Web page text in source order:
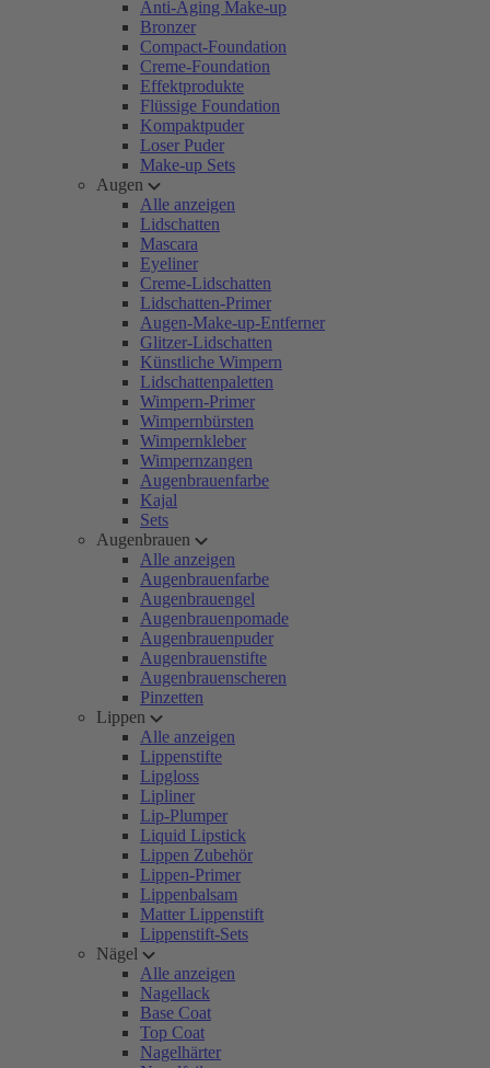
Anti-Aging Make-up
Bronzer
Compact-Foundation
Creme-Foundation
Effektprodukte
Flüssige Foundation
Kompaktpuder
Loser Puder
Make-up Sets
Augen
Alle anzeigen
Lidschatten
Mascara
Eyeliner
Creme-Lidschatten
Lidschatten-Primer
Augen-Make-up-Entferner
Glitzer-Lidschatten
Künstliche Wimpern
Lidschattenpaletten
Wimpern-Primer
Wimpernbürsten
Wimpernkleber
Wimpernzangen
Augenbrauenfarbe
Kajal
Sets
Augenbrauen
Alle anzeigen
Augenbrauenfarbe
Augenbrauengel
Augenbrauenpomade
Augenbrauenpuder
Augenbrauenstifte
Augenbrauenscheren
Pinzetten
Lippen
Alle anzeigen
Lippenstifte
Lipgloss
Lipliner
Lip-Plumper
Liquid Lipstick
Lippen Zubehör
Lippen-Primer
Lippenbalsam
Matter Lippenstift
Lippenstift-Sets
Nägel
Alle anzeigen
Nagellack
Base Coat
Top Coat
Nagelhärter